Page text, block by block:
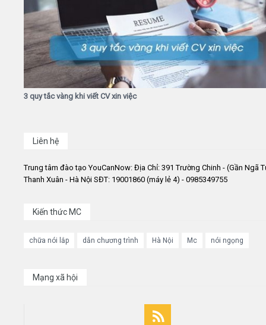
3 quy tắc vàng khi viết CV xin việc
Liên hệ
Trung tâm đào tạo YouCanNow: Địa Chỉ: 391 Trường Chinh - (Gần Ngã
Thanh Xuân - Hà Nội SĐT: 19001860 (máy lẻ 4) - 0985349755
Kiến thức MC
chữa nói lắp dẫn chương trình Hà Nội Mc nói ngọng
Mạng xã hội